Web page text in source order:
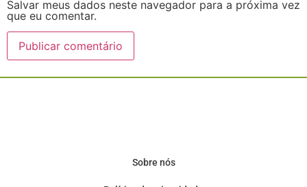
Salvar meus dados neste navegador para a próxima vez
que eu comentar.
Sobre nós